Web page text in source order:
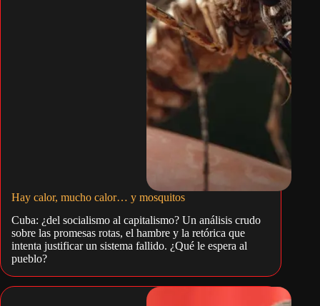
Hay calor, mucho calor… y mosquitos
Cuba: ¿del socialismo al capitalismo? Un análisis crudo
sobre las promesas rotas, el hambre y la retórica que
intenta justificar un sistema fallido. ¿Qué le espera al
pueblo?